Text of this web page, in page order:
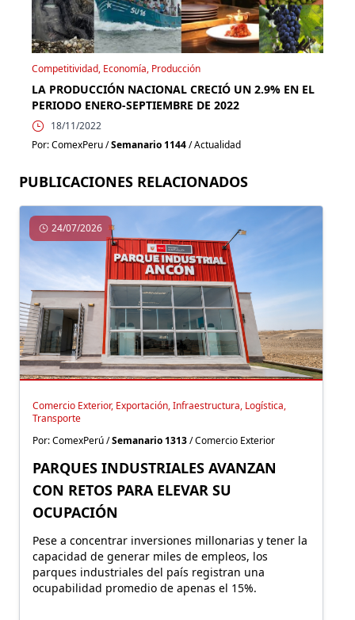
Competitividad, Economía, Producción
LA PRODUCCIÓN NACIONAL CRECIÓ UN 2.9% EN EL
PERIODO ENERO-SEPTIEMBRE DE 2022
18/11/2022
Por: ComexPeru /Semanario 1144/ Actualidad
PUBLICACIONES RELACIONADOS
24/07/2026
Comercio Exterior, Exportación, Infraestructura, Logística,
Transporte
Por: ComexPerú /Semanario 1313/ Comercio Exterior
PARQUES INDUSTRIALES AVANZAN
CON RETOS PARA ELEVAR SU
OCUPACIÓN
Pese a concentrar inversiones millonarias y tener la
capacidad de generar miles de empleos, los
parques industriales del país registran una
ocupabilidad promedio de apenas el 15%.